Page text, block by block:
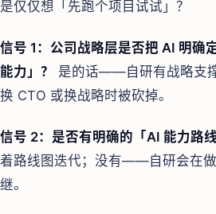
是仅仅想「先跑个项目试试」？
信号 1：公司战略层是否把 AI 明确
能力」？
是的话——自研有战略支
换 CTO 或换战略时被砍掉。
信号 2：是否有明确的「AI 能力路线
着路线图迭代；没有——自研会在
继。